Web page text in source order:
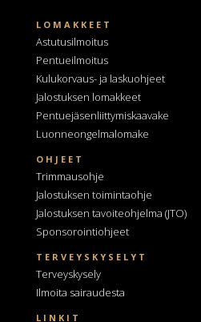
LOMAKKEET
Astutusilmoitus
Pentueilmoitus
Kulukorvaus- ja laskuohjeet
Jalostuksen lomakkeet
Pentuejäsenliittymiskaavake
Luonneongelmalomake
OHJEET
Trimmausohje
Jalostuksen toimintaohje
Jalostuksen tavoiteohjelma (JTO)
Sponsorointiohjeet
TERVEYSKYSELYT
Terveyskysely
Ilmoita sairaudesta
LINKIT